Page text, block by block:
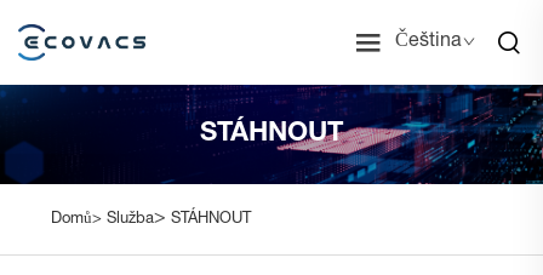
Čeština
STÁHNOUT
Domů> Služba> STÁHNOUT